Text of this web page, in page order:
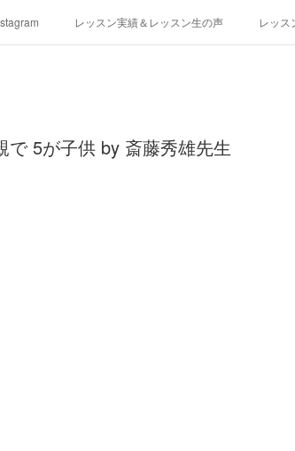
レッスン実績＆レッスン生の声 レッス
で 5が子供 by 斎藤秀雄先生